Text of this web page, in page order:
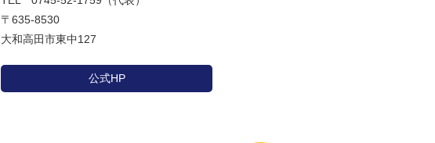
〒635-8530
大和高田市東中127
公式HP